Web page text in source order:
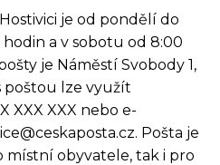
je od pondělí do
a v sobotu od 8:00
je Náměstí Svobody 1,
poštou lze využít
XXX XXX nebo e-
Pošta je
obyvatele, tak i pro